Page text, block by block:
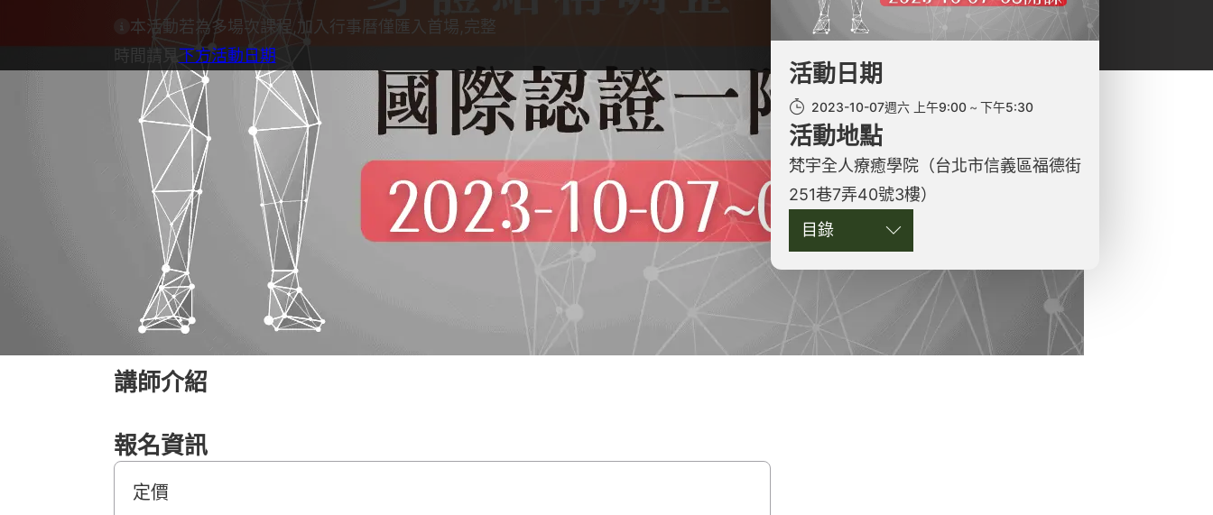
本活動若為多場次課程,加入行事曆僅匯入首場,完整
時間請見 下方活動日期
課程介紹
身體結構調整結合了整復推拿和生物力學、肌動學概念，用於快速評估和整體性調整身體張
力結構。課程的重點是學習評估不同軸線的張力，探尋張力來源並建立評估標準，並根據不
同的張力結構和身體旋向進行鬆動、牽引筋膜的練習。通過這些技巧，你將能夠精準地掌握
筋膜結構，有系統地改變和還原張力，消除筋膜緊繃，提升關節活動度，找回身體的平衡狀
※欲報名初階班課程學員，需先學習：身體流動與結構基礎班
身體結構調整1階課程完整介紹
講師介紹
報名資訊
定價
活動日期
2023-10-07週六 上午9:00 下午5:30
活動地點
梵宇全人療癒學院（台北市信義區福德街
251巷7弄40號3樓）
目錄